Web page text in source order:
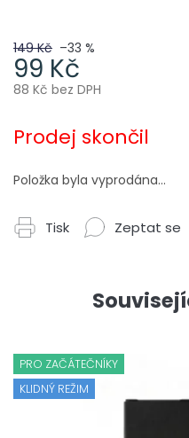
149 Kč –33 %
99 Kč
88 Kč bez DPH
cena:
Prodej skončil
Položka byla vyprodána…
Tisk Zeptat se
PRO ZAČÁTEČNÍKY
KLIDNÝ REŽIM